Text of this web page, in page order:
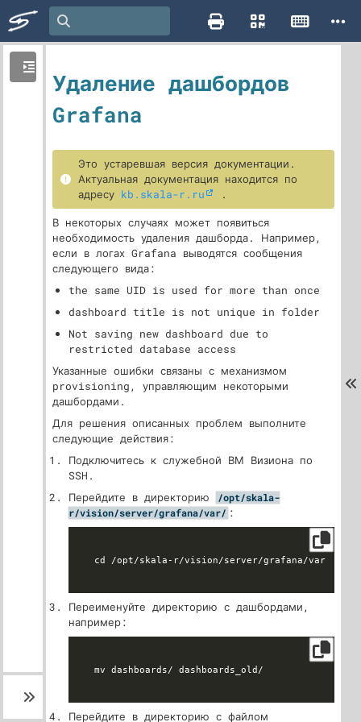
Удаление дашбордов
Grafana
Это устаревшая версия документации.
Актуальная документация находится по
адресу kb.skala-r.ru
.
В некоторых случаях может появиться
необходимость удаления дашборда. Например,
если в логах Grafana выводятся сообщения
следующего вида:
the same UID is used for more than once
dashboard title is not unique in folder
Not saving new dashboard due to
restricted database access
Указанные ошибки связаны с механизмом
provisioning, управляющим некоторыми
дашбордами.
Для решения описанных проблем выполните
следующие действия:
Подключитесь к служебной ВМ Визиона по
SSH.
Перейдите в директорию
/opt/skala-
r/vision/server/grafana/var/ :
Переименуйте директорию с дашбордами,
например:
Перейдите в директорию с файлом